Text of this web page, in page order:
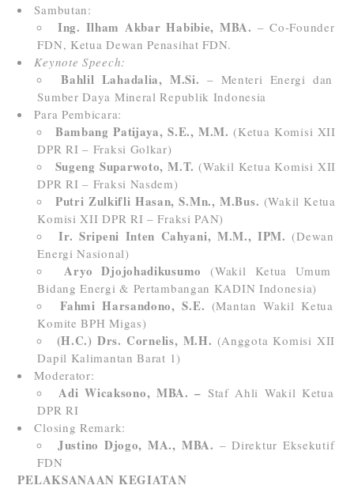
Sambutan:
Ing. Ilham Akbar Habibie, MBA. – Co-Founder
FDN, Ketua Dewan Penasihat FDN.
Keynote Speech:
Bahlil Lahadalia, M.Si. – Menteri Energi dan
Sumber Daya Mineral Republik Indonesia
Para Pembicara:
Bambang Patijaya, S.E., M.M. (Ketua Komisi XII
DPR RI – Fraksi Golkar)
Sugeng Suparwoto, M.T. (Wakil Ketua Komisi XII
DPR RI – Fraksi Nasdem)
Putri Zulkifli Hasan, S.Mn., M.Bus. (Wakil Ketua
Komisi XII DPR RI – Fraksi PAN)
Ir. Sripeni Inten Cahyani, M.M., IPM. (Dewan
Energi Nasional)
Aryo Djojohadikusumo (Wakil Ketua Umum
Bidang Energi & Pertambangan KADIN Indonesia)
Fahmi Harsandono, S.E. (Mantan Wakil Ketua
Komite BPH Migas)
(H.C.) Drs. Cornelis, M.H. (Anggota Komisi XII
Dapil Kalimantan Barat 1)
Moderator:
Adi Wicaksono, MBA. – Staf Ahli Wakil Ketua
DPR RI
Closing Remark:
Justino Djogo, MA., MBA. – Direktur Eksekutif
FDN
PELAKSANAAN KEGIATAN